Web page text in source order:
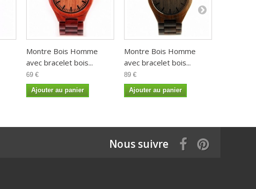
Montre Bois Homme
avec bracelet bois...
69 €
Ajouter au panier
Montre Bois Homme
avec bracelet bois...
89 €
Ajouter au panier
Nous suivre